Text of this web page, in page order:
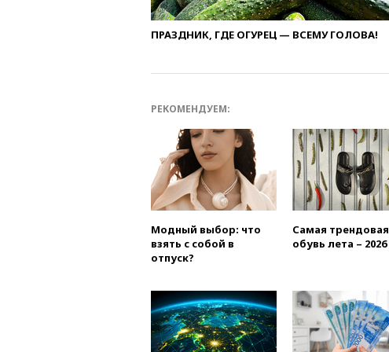
ПРАЗДНИК, ГДЕ ОГУРЕЦ — ВСЕМУ ГОЛОВА!
РЕКОМЕНДУЕМ:
Модный выбор: что
взять с собой в
отпуск?
Самая трендовая
обувь лета – 2026